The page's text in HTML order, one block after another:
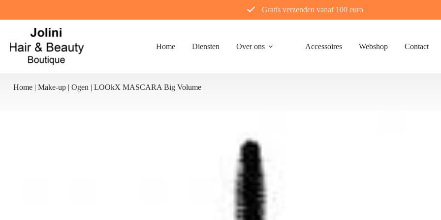
de
Gratis verzenden vanaf 100 euro
Home Diensten Over ons Accessoires Webshop Contact
Home | Make-up | Ogen | LOOkX MASCARA Big Volume